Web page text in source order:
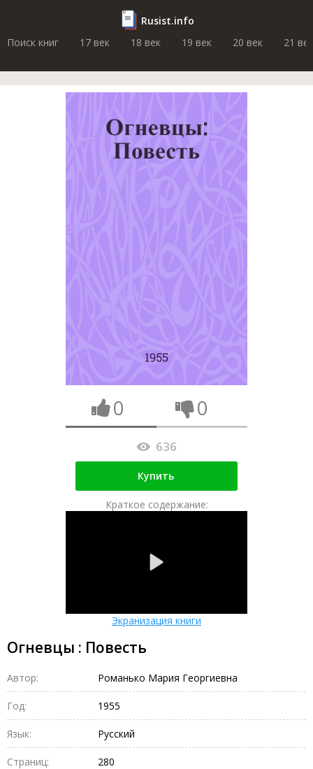
Rusist.info
Поиск книг
17 век 18 век 19 век 20 век 21 век
0 0
636
Купить
Краткое содержание:
Экранизация книги
Огневцы : Повесть
Автор: Романько Мария Георгиевна
Год: 1955
Язык: Русский
Страниц: 280